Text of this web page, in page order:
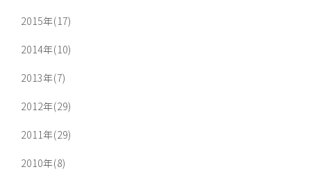
2015年(17)
2014年(10)
2013年(7)
2012年(29)
2011年(29)
2010年(8)